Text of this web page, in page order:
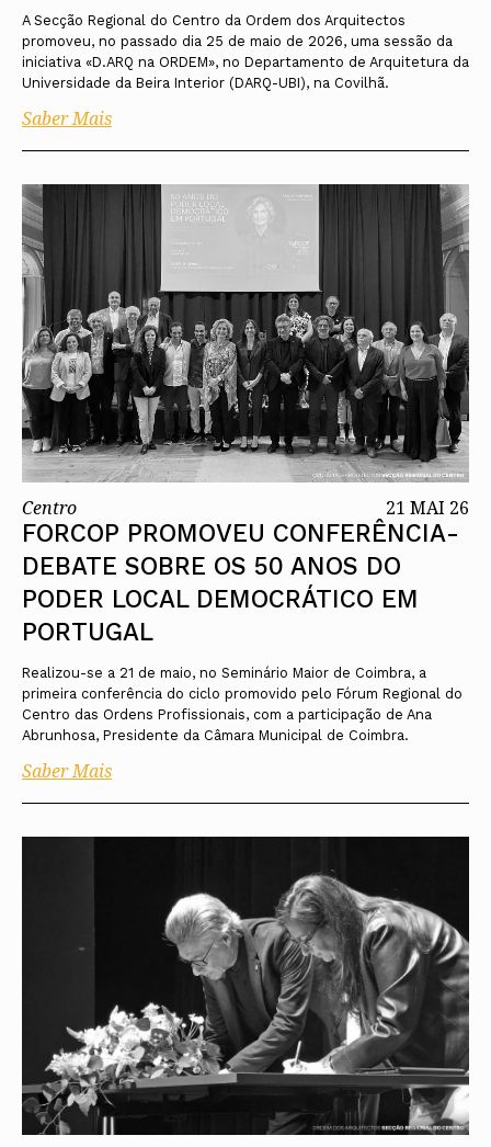
A Secção Regional do Centro da Ordem dos Arquitectos
promoveu, no passado dia 25 de maio de 2026, uma sessão da
iniciativa «D.ARQ na ORDEM», no Departamento de Arquitetura da
Universidade da Beira Interior (DARQ-UBI), na Covilhã.
Saber Mais
Centro 21 MAI 26
FORCOP PROMOVEU CONFERÊNCIA-
DEBATE SOBRE OS 50 ANOS DO
PODER LOCAL DEMOCRÁTICO EM
PORTUGAL
Realizou-se a 21 de maio, no Seminário Maior de Coimbra, a
primeira conferência do ciclo promovido pelo Fórum Regional do
Centro das Ordens Profissionais, com a participação de Ana
Abrunhosa, Presidente da Câmara Municipal de Coimbra.
Saber Mais